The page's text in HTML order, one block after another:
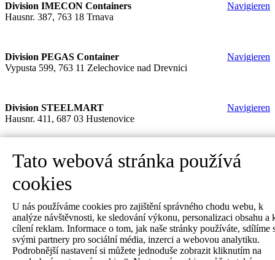
Tato webová stránka používá
cookies
U nás používáme cookies pro zajištění správného chodu webu, k
analýze návštěvnosti, ke sledování výkonu, personalizaci obsahu a
cílení reklam. Informace o tom, jak naše stránky používáte, sdílíme
svými partnery pro sociální média, inzerci a webovou analytiku.
Podrobnější nastavení si můžete jednoduše zobrazit kliknutím na
Navigieren
Division IMECON Containers
Hausnr. 387, 763 18 Trnava
Navigieren
Division PEGAS Container
Vypusta 599, 763 11 Zelechovice nad Drevnici
Navigieren
Division STEELMART
Hausnr. 411, 687 03 Hustenovice
Produkte
Fotogallerie
Zertifikate und Dokumente zum Herunterladen